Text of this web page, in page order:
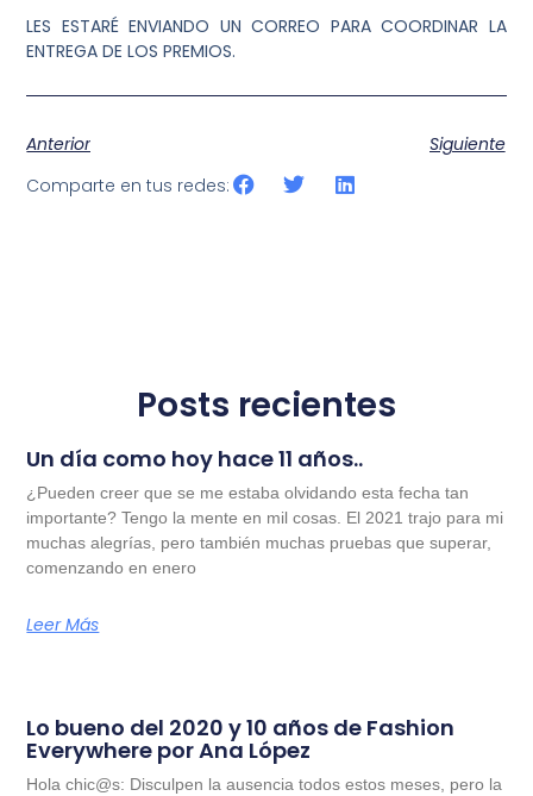
LES ESTARÉ ENVIANDO UN CORREO PARA COORDINAR LA
ENTREGA DE LOS PREMIOS.
Anterior
Siguiente
Comparte en tus redes:
Posts recientes
Un día como hoy hace 11 años..
¿Pueden creer que se me estaba olvidando esta fecha tan
importante? Tengo la mente en mil cosas. El 2021 trajo para mi
muchas alegrías, pero también muchas pruebas que superar,
comenzando en enero
Leer Más
Lo bueno del 2020 y 10 años de Fashion
Everywhere por Ana López
Hola chic@s: Disculpen la ausencia todos estos meses, pero la